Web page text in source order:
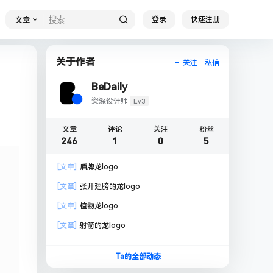
文章 登录 快速注册
关于作者 关注 私信
BeDaily
资深设计师 Lv3
文章
246
评论
1
关注
0
粉丝
5
[文章] 盾牌龙logo
[文章] 张开翅膀的龙logo
[文章] 植物龙logo
[文章] 射箭的龙logo
Ta的全部动态